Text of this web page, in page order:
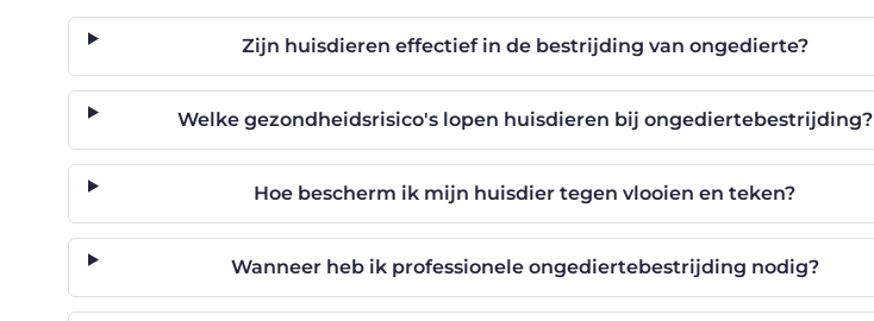
Zijn huisdieren effectief in de bestrijding van ongedierte?
Welke gezondheidsrisico's lopen huisdieren bij ongediertebestrijding?
Hoe bescherm ik mijn huisdier tegen vlooien en teken?
Wanneer heb ik professionele ongediertebestrijding nodig?